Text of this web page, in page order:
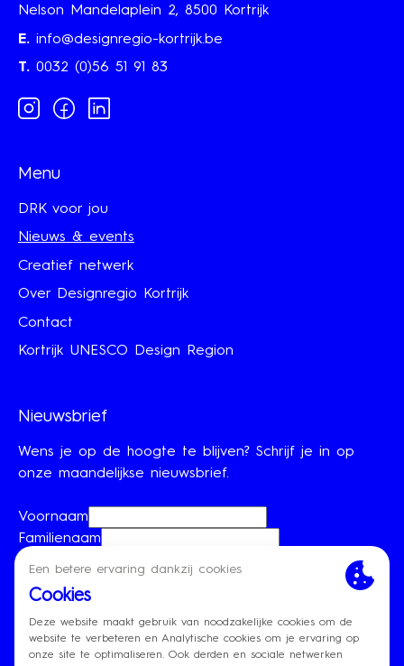
Nelson Mandelaplein 2, 8500 Kortrijk
E. info@designregio-kortrijk.be
T. 0032 (0)56 51 91 83
InstagramFacebook
Menu
DRK voor jou
Nieuws & events
Creatief netwerk
Over Designregio Kortrijk
Contact
Kortrijk UNESCO Design Region
Nieuwsbrief
Wens je op de hoogte te blijven? Schrijf je in op
onze maandelijkse nieuwsbrief.
Voornaam
Familienaam
nieuwsbrieven te verzenden.
Inschrijven